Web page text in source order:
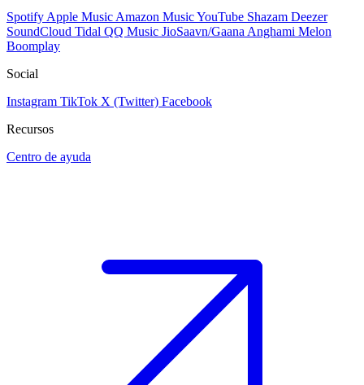
Spotify Apple Music Amazon MusicYouTube Shazam Deezer
SoundCloud Tidal QQ Music JioSaavn/Gaana Anghami Melon
Boomplay
Social
Instagram TikTok X (Twitter) Facebook
Recursos
Centro de ayuda